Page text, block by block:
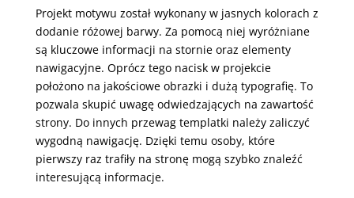
Projekt motywu został wykonany w jasnych kolorach z
dodanie różowej barwy. Za pomocą niej wyróżniane
są kluczowe informacji na stornie oraz elementy
nawigacyjne. Oprócz tego nacisk w projekcie
położono na jakościowe obrazki i dużą typografię. To
pozwala skupić uwagę odwiedzających na zawartość
strony. Do innych przewag templatki należy zaliczyć
wygodną nawigację. Dzięki temu osoby, które
pierwszy raz trafiły na stronę mogą szybko znaleźć
interesującą informacje.